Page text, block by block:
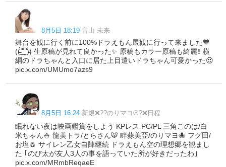
8月5日 18:19 畠山 未来
舞台を観に行く前に100%ドラえもん展観に行って来ました💙
((̵̵́ ̆͒͟˚̩̭ ̆͒)̵̵̀) 生原稿が見れて良かった✨️ 原稿もカラー原稿も綺麗‼️ 横
綱のドラちゃんと入口に居た上目遣いドラちゃん可愛かった😍
pic.x.com/UMUmo7azs9
8月5日 16:24 新規❌??のりマヨ⚾️?❌日程
眠れない夜は映画鑑賞をしよう KPレス PC/PL 三角このは/白
米ちゃん🍚 龍美トラ/とらさん🐯 畔蒜美亞/のりマヨ🐙 フグ田/
お塩🧂 サイレン乙女自陣継続 ドラえもん空の理想郷を観まし
た ｢のび太が友人3人の事を語っていた所が好きだったわ｣
pic.x.com/MRmbReqaeE